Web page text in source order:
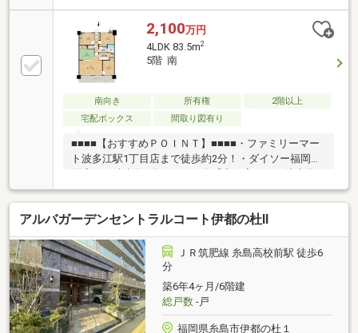
江駅 徒歩6分・糸島市立波多江小学校まで980m（徒歩
13分）・糸島市立前原東中学校まで2370m（徒歩30
分）・マルコーバリュー波多江店まで590m（徒歩8
分）
2,100万円
4LDK 83.5m2
5階 南
南向き 所有権
2階以上
宅配ボックス
間取り図有り
■■■■【おすすめＰＯＩＮＴ】■■■■・ファミリーマー
ト波多江駅1丁目店まで徒歩約2分！・ダイソー福岡前
分！・国道202号線沿いにはコンビニ、病院、スーパ
ー、飲食店と生活に欠かせないお店が立ち並びま
す！・マンションのすぐそばには公園があり、お子様
やペットと楽しい時間を過ごせます！・海も近く、週
末のリフレッシュも気軽に楽しめる立地です！
■■■【ご内覧・ご来店 ご希望のお客様へ】■■■ご来
店・ご案内可能です！平日のお仕事終わりのご来店も
大歓迎です！！ご希望のお日にちをお気軽にご連絡下
さい♪
アルバガーデンセントラルコート伊都の杜Ⅱ
ＪＲ筑肥線 糸島高校前駅 徒歩6
分
築6年4ヶ月/6階建
総戸数-戸
福岡県糸島市伊都の杜１